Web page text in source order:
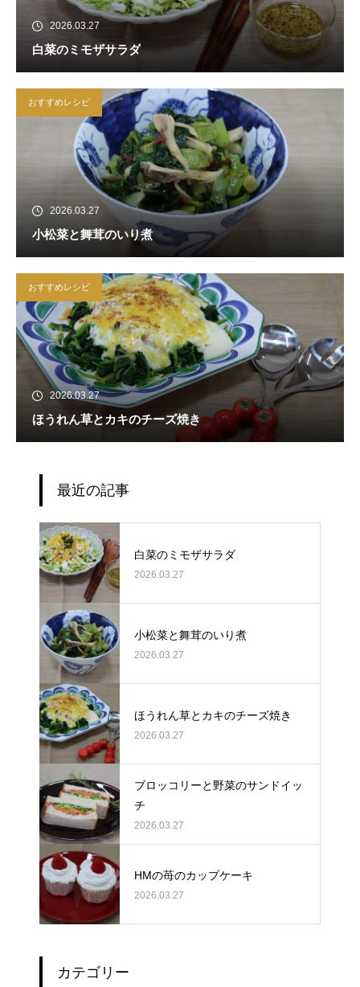
2026.03.27
白菜のミモザサラダ
おすすめレシピ
2026.03.27
小松菜と舞茸のいり煮
おすすめレシピ
2026.03.27
ほうれん草とカキのチーズ焼き
最近の記事
白菜のミモザサラダ
2026.03.27
小松菜と舞茸のいり煮
2026.03.27
ほうれん草とカキのチーズ焼き
2026.03.27
ブロッコリーと野菜のサンドイッ
チ
2026.03.27
HMの苺のカップケーキ
2026.03.27
カテゴリー